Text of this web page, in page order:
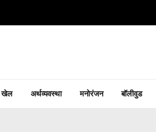
खेल अर्थव्यवस्था मनोरंजन बॉलीवुड